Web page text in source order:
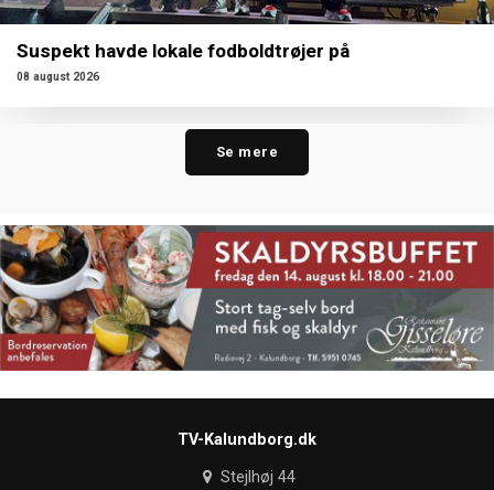
Suspekt havde lokale fodboldtrøjer på
08 august 2026
Se mere
TV-Kalundborg.dk
Stejlhøj 44